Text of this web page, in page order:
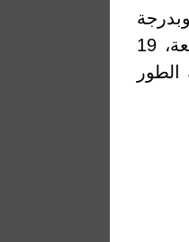
إضاءة 3.71% والتي تمثل النسبة المئوية لضوء القمر المنعكس من الشمس. والقمر في تاريخ الجمعة، 19
الطور